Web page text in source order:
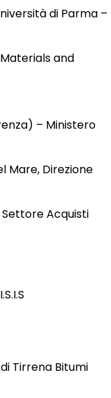
di Parma –
and
– Ministero
Mare, Direzione
Settore Acquisti
Tirrena Bitumi